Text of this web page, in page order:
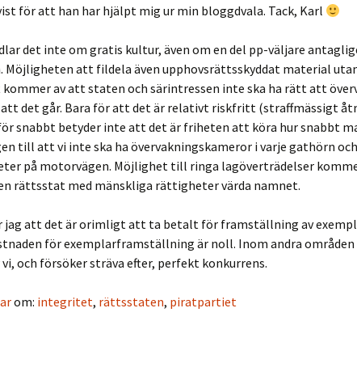
för att han har hjälpt mig ur min bloggdvala. Tack, Karl
det inte om gratis kultur, även om en del pp-väljare
Möjligheten att fildela även upphovsrättsskyddat material
av att staten och särintressen inte ska ha rätt att
det går. Bara för att det är relativt riskfritt (straffmässigt
snabbt betyder inte att det är friheten att köra hur snabbt
till att vi inte ska ha övervakningskameror i varje gathörn
på motorvägen. Möjlighet till ringa lagöverträdelser
rättsstat med mänskliga rättigheter värda namnet.
jag att det är orimligt att ta betalt för framställning av
för exemplarframställning är noll. Inom andra områden
och försöker sträva efter, perfekt konkurrens.
om: integritet, rättsstaten, piratpartiet